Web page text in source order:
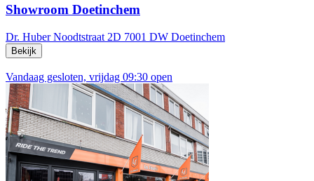
Showroom Doetinchem
Dr. Huber Noodtstraat 2D 7001 DW Doetinchem
Bekijk
Vandaag gesloten, vrijdag 09:30 open